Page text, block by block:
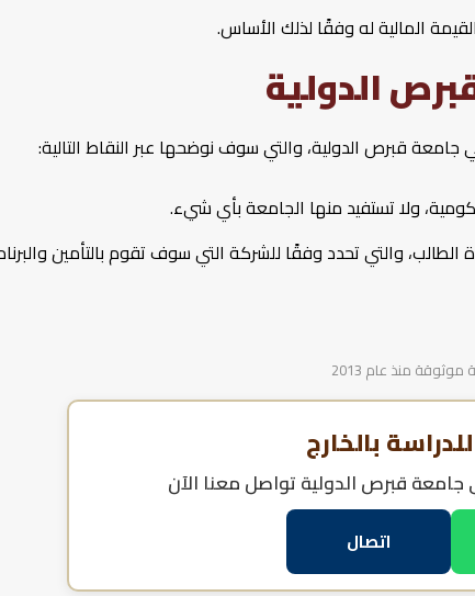
المالية له وفقًا لذلك الأساس.
الدولية
قبرص الدولية، والتي سوف نوضحها عبر النقاط التالية:
ولا تستفيد منها الجامعة بأي شيء.
والتي تحدد وفقًا للشركة التي سوف تقوم بالتأمين
منذ عام 2013
بالخارج
جامعة قبرص الدوليةتواصل معنا الآن
اتصال